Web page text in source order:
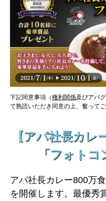
下記同意事項（権利関係及びアパ
て熟読いただき同意の上、奮ってご
【アパ社長カレ
「フォト
アパ社長カレー800万
を開催します。最優秀